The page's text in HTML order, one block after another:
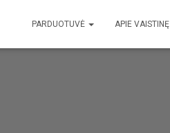
PARDUOTUVĖ APIE VAISTINĘ